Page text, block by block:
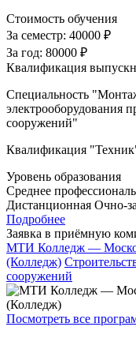
Стоимость обучения
За семестр: 40000 ₽
За год: 80000 ₽
Квалификация
Специальность
электрооборудования
сооружений"
Квалификация
Уровень образования
Среднее
Дистанционная Очно-
Подробнее
Заявка в приёмную
МТИ Колледж —
(Колледж)
сооружений
Посмотреть все